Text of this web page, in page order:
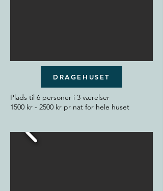
DRAGEHUSET
Plads til 6 personer i 3 værelser
1500 kr - 2500 kr pr nat for hele huset